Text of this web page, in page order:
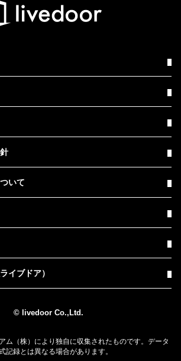
いて
イブドア）
© livedoor Co.,Ltd.
ム（株）により独自に収集されたものです。データ
記録とは異なる場合があります。